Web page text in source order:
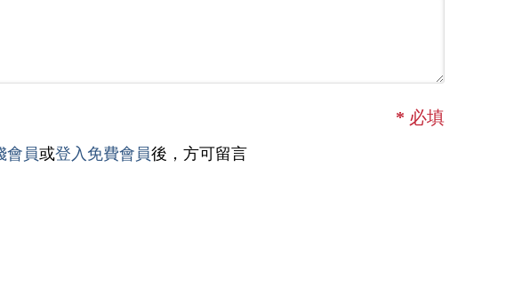
* 必填
會員或登入免費會員後，方可留言